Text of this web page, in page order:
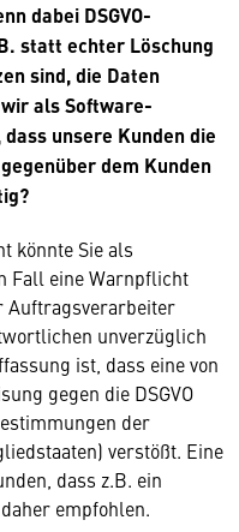
dabei DSGVO-
statt echter Löschung
sind, die Daten
als Software-
unsere Kunden die
dem Kunden
könnte Sie als
Fall eine Warnpflicht
Auftragsverarbeiter
unverzüglich
ist, dass eine von
gegen die DSGVO
der
verstößt. Eine
dass z.B. ein
empfohlen.